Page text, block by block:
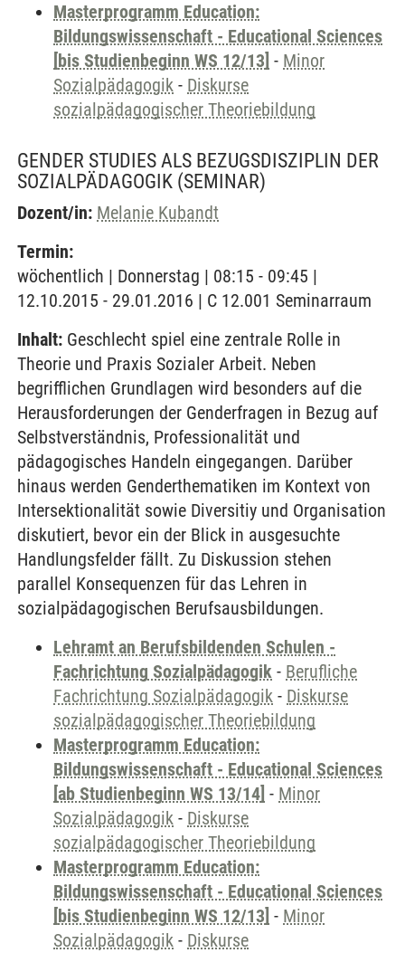
Masterprogramm Education:
Bildungswissenschaft - Educational Sciences
[bis Studienbeginn WS 12/13] - Minor
Sozialpädagogik - Diskurse
sozialpädagogischer Theoriebildung
GENDER STUDIES ALS BEZUGSDISZIPLIN DER
SOZIALPÄDAGOGIK (SEMINAR)
Dozent/in: Melanie Kubandt
Termin:
wöchentlich | Donnerstag | 08:15 - 09:45 |
12.10.2015 - 29.01.2016 | C 12.001 Seminarraum
Inhalt: Geschlecht spiel eine zentrale Rolle in
Theorie und Praxis Sozialer Arbeit. Neben
begrifflichen Grundlagen wird besonders auf die
Herausforderungen der Genderfragen in Bezug auf
Selbstverständnis, Professionalität und
pädagogisches Handeln eingegangen. Darüber
hinaus werden Genderthematiken im Kontext von
Intersektionalität sowie Diversitiy und Organisation
diskutiert, bevor ein der Blick in ausgesuchte
Handlungsfelder fällt. Zu Diskussion stehen
parallel Konsequenzen für das Lehren in
sozialpädagogischen Berufsausbildungen.
Lehramt an Berufsbildenden Schulen -
Fachrichtung Sozialpädagogik - Berufliche
Fachrichtung Sozialpädagogik - Diskurse
sozialpädagogischer Theoriebildung
Masterprogramm Education:
Bildungswissenschaft - Educational Sciences
[ab Studienbeginn WS 13/14] - Minor
Sozialpädagogik - Diskurse
sozialpädagogischer Theoriebildung
Masterprogramm Education:
Bildungswissenschaft - Educational Sciences
[bis Studienbeginn WS 12/13] - Minor
Sozialpädagogik - Diskurse